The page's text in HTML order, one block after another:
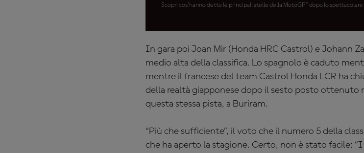
Scopri cos'hanno detto le principali stelle della MotoGP™ dopo lo spettacolare
In gara poi Joan Mir (Honda HRC Castrol) e Johann
medio alta della classifica. Lo spagnolo è caduto
mentre il francese del team Castrol Honda LCR ha
della realtà giapponese dopo il sesto posto ottenuto
questa stessa pista, a Buriram.
“Più che sufficiente”, il voto che il numero 5 della
che ha aperto la stagione. Certo, non è stato facile: